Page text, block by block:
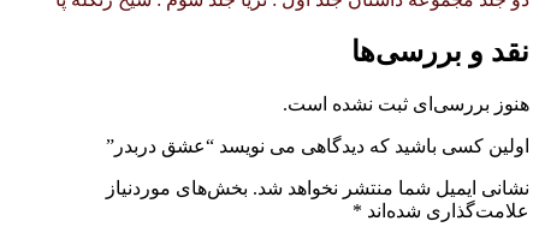
نقد و بررسی‌ها
هنوز بررسی‌ای ثبت نشده است.
اولین کسی باشید که دیدگاهی می نویسد “عشق دربدر”
نشانی ایمیل شما منتشر نخواهد شد. بخش‌های موردنیاز
علامت‌گذاری شده‌اند *